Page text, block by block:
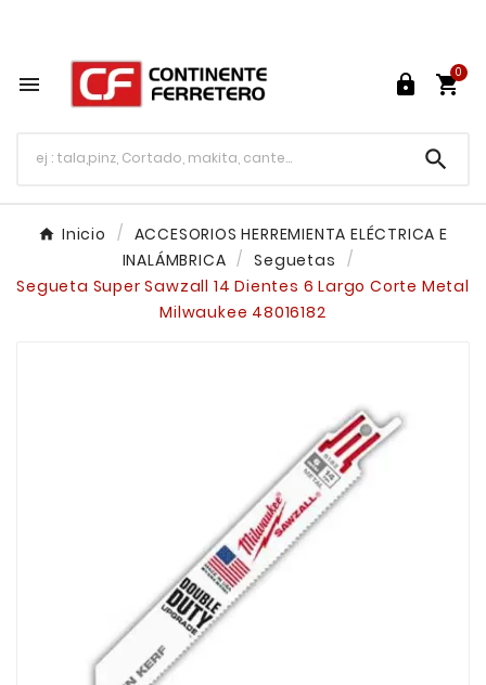
  
0

Inicio
ACCESORIOS HERREMIENTA ELÉCTRICA E
INALÁMBRICA
Seguetas
Segueta Super Sawzall 14 Dientes 6 Largo Corte Metal
Milwaukee 48016182